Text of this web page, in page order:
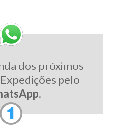
dos próximos
pelo
.